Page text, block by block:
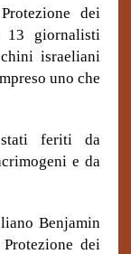
dei
13 giornalisti
israeliani
uno che
stati feriti da
e da
Benjamin
dei